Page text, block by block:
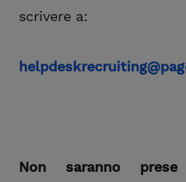
scrivere a:
Non saranno prese